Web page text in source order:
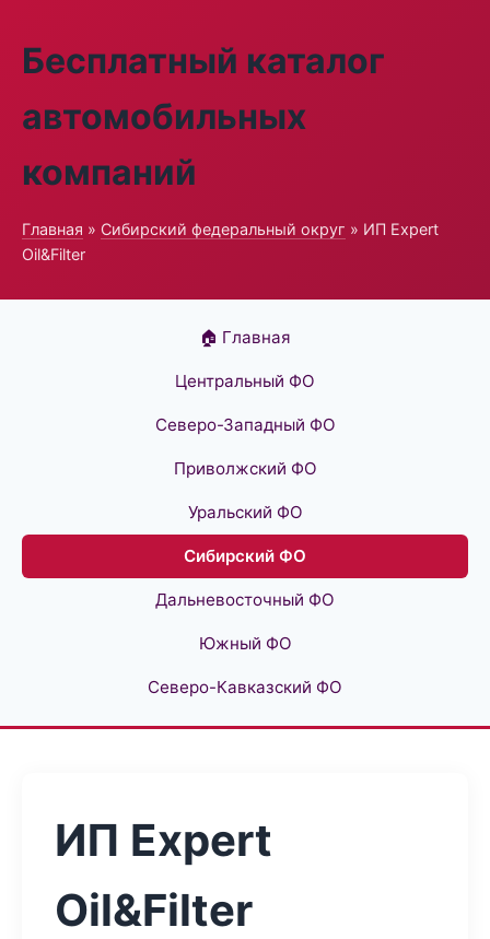
Бесплатный каталог
автомобильных
компаний
Главная » Сибирский федеральный округ » ИП Expert
Oil&Filter
🏠 Главная
Центральный ФО
Северо-Западный ФО
Приволжский ФО
Уральский ФО
Сибирский ФО
Дальневосточный ФО
Южный ФО
Северо-Кавказский ФО
ИП Expert
Oil&Filter